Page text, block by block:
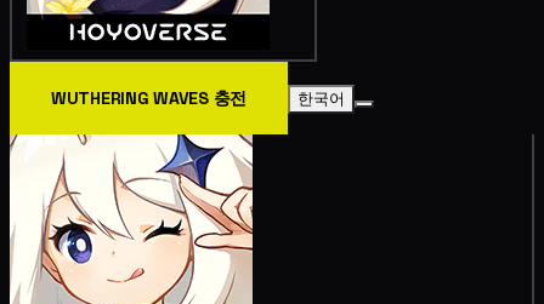
WUTHERING WAVES 충전 한국어